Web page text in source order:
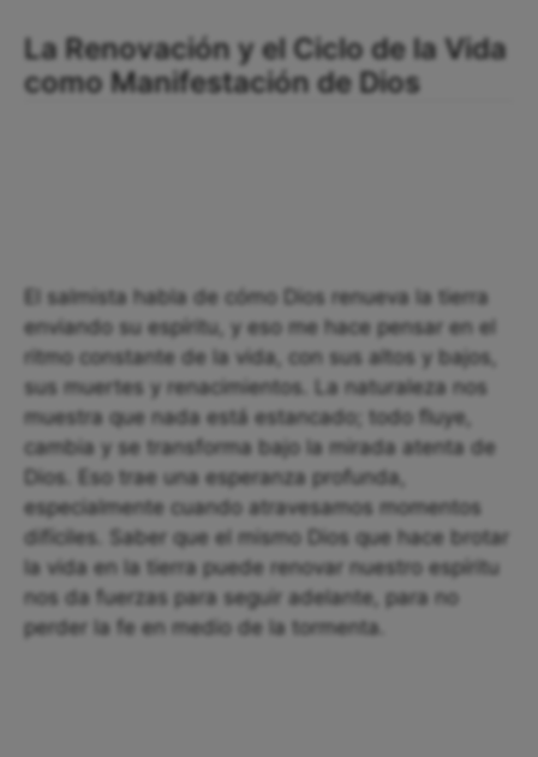
La Renovación y el Ciclo de la Vida
como Manifestación de Dios
El salmista habla de cómo Dios renueva la tierra
enviando su espíritu, y eso me hace pensar en el
ritmo constante de la vida, con sus altos y bajos,
sus muertes y renacimientos. La naturaleza nos
muestra que nada está estancado; todo fluye,
cambia y se transforma bajo la mirada atenta de
Dios. Eso trae una esperanza profunda,
especialmente cuando atravesamos momentos
difíciles. Saber que el mismo Dios que hace brotar
la vida en la tierra puede renovar nuestro espíritu
nos da fuerzas para seguir adelante, para no
perder la fe en medio de la tormenta.